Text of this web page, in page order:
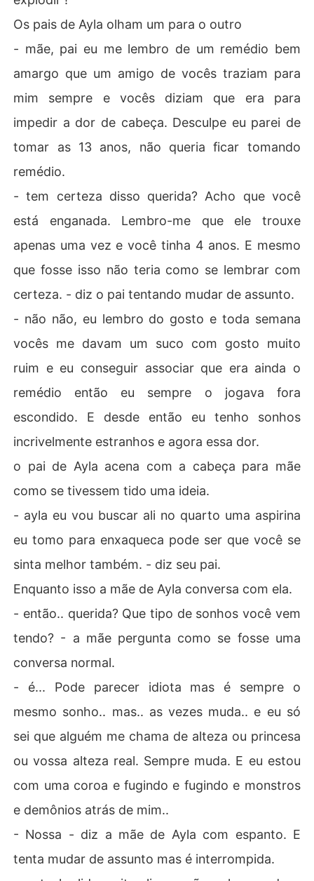
Os pais de Ayla olham um para o outro
- mãe, pai eu me lembro de um remédio bem
amargo que um amigo de vocês traziam para
mim sempre e vocês diziam que era para
impedir a dor de cabeça. Desculpe eu parei de
tomar as 13 anos, não queria ficar tomando
remédio.
- tem certeza disso querida? Acho que você
está enganada. Lembro-me que ele trouxe
apenas uma vez e você tinha 4 anos. E mesmo
que fosse isso não teria como se lembrar com
certeza. - diz o pai tentando mudar de assunto.
- não não, eu lembro do gosto e toda semana
vocês me davam um suco com gosto muito
ruim e eu conseguir associar que era ainda o
remédio então eu sempre o jogava fora
escondido. E desde então eu tenho sonhos
incrivelmente estranhos e agora essa dor.
o pai de Ayla acena com a cabeça para mãe
como se tivessem tido uma ideia.
- ayla eu vou buscar ali no quarto uma aspirina
eu tomo para enxaqueca pode ser que você se
sinta melhor também. - diz seu pai.
Enquanto isso a mãe de Ayla conversa com ela.
- então.. querida? Que tipo de sonhos você vem
tendo? - a mãe pergunta como se fosse uma
conversa normal.
- é... Pode parecer idiota mas é sempre o
mesmo sonho.. mas.. as vezes muda.. e eu só
sei que alguém me chama de alteza ou princesa
ou vossa alteza real. Sempre muda. E eu estou
com uma coroa e fugindo e fugindo e monstros
e demônios atrás de mim..
- Nossa - diz a mãe de Ayla com espanto. E
tenta mudar de assunto mas é interrompida.